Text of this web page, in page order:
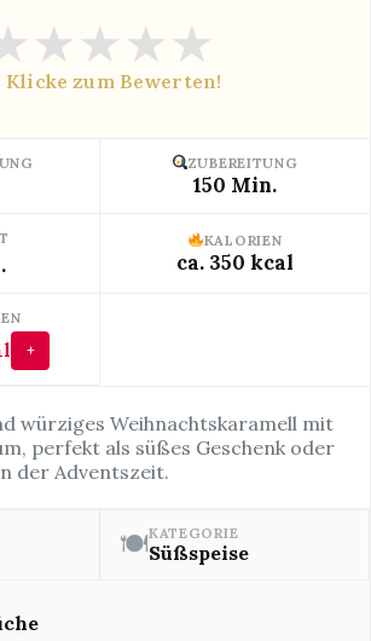
★★★★
Klicke zum Bewerten!
ZUBEREITUNG
150 Min.
KALORIEN
ca. 350 kcal
+
würziges Weihnachtskaramell mit
perfekt als süßes Geschenk oder
der Adventszeit.
🍽KATEGORIE
Süßspeise